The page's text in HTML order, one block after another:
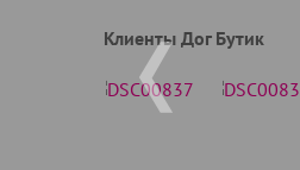
Клиенты Дог Бутик